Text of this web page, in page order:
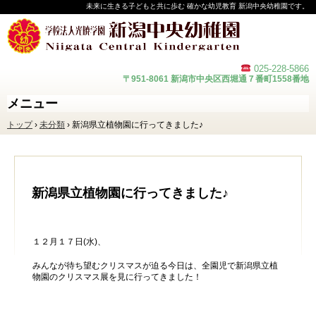
未来に生きる子どもと共に歩む 確かな幼児教育 新潟中央幼稚園です。
025-228-5866
〒951-8061 新潟市中央区西堀通７番町1558番地
メニュー
ントップ › 未分類 › 新潟県立植物園に行ってきました♪
新潟県立植物園に行ってきました♪
１２月１７日(水)、
みんなが待ち望むクリスマスが迫る今日は、全園児で新潟県立植
物園のクリスマス展を見に行ってきました！